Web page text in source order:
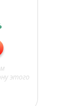
этого